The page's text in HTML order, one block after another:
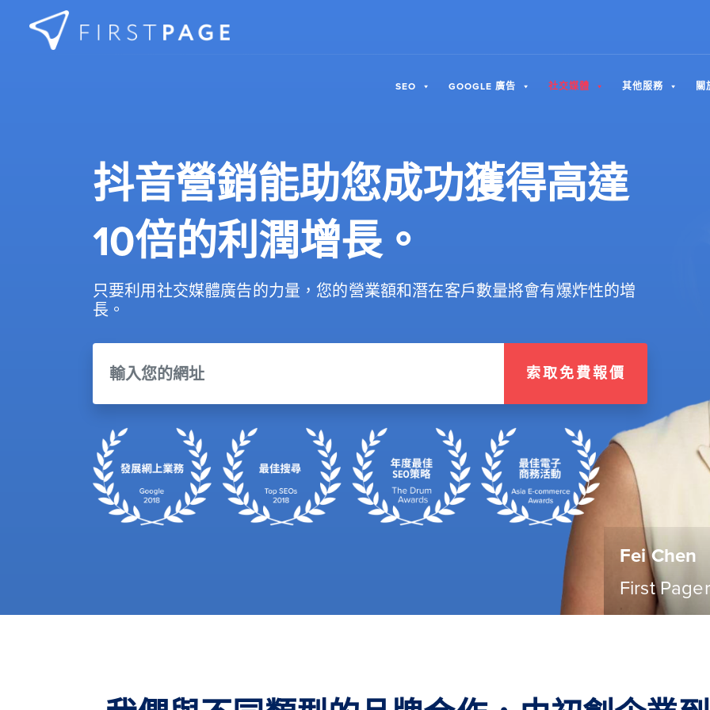
Skip to content
SEO GOOGLE 廣告 社交媒體 其他服務 關
抖音營銷能助您成功獲得高達
10倍的利潤增長。
只要利用社交媒體廣告的力量，您的營業額和潛在客戶數量將會有爆炸性的增
長。
索取免費報價
Fei Chen
First Pager